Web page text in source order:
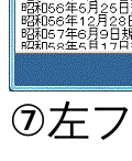
⑦左